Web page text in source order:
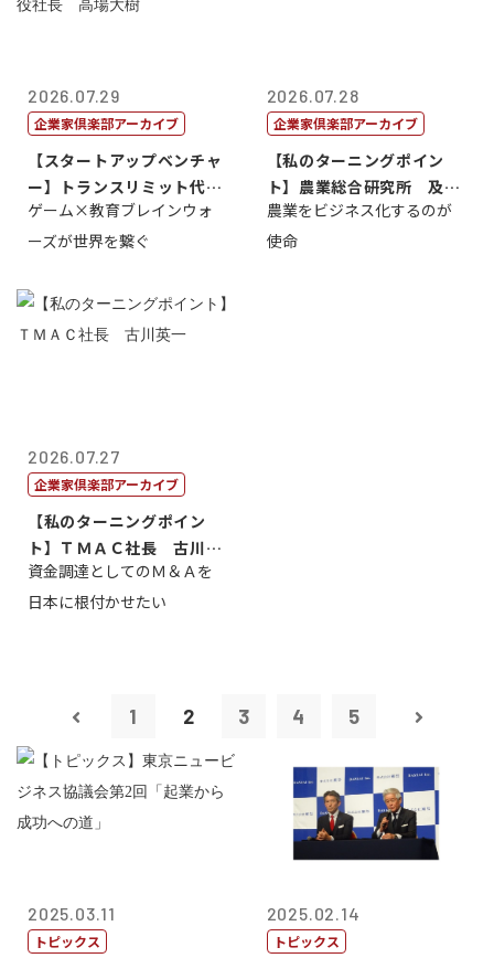
2026.07.29
企業家倶楽部アーカイブ
【スタートアップベンチャ
ー】トランスリミット代表
取締役社長 ...
ゲーム×教育ブレインウォ
ーズが世界を繋ぐ
2026.07.28
企業家倶楽部アーカイブ
【私のターニングポイン
ト】農業総合研究所 及川
智正
農業をビジネス化するのが
使命
2026.07.27
企業家倶楽部アーカイブ
【私のターニングポイン
ト】ＴＭＡＣ社長 古川英
一
資金調達としてのＭ＆Ａを
日本に根付かせたい
1 2 3 4 5
2025.03.11
トピックス
2025.02.14
トピックス